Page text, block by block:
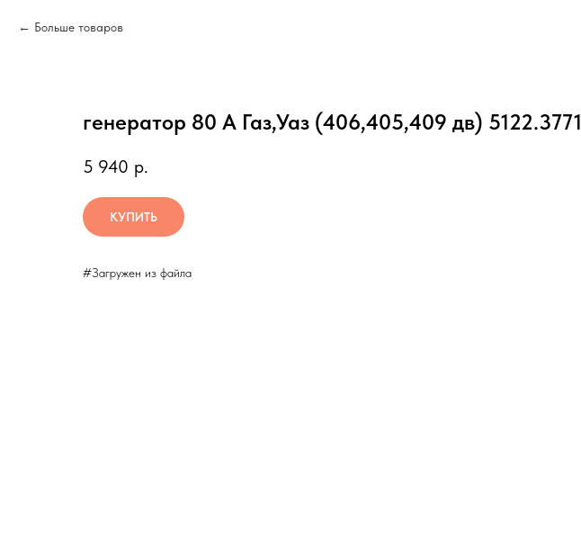
Больше товаров
генератор 80 А Газ,Уаз (406,405,409 дв) 5122.3771
5 940 р.
КУПИТЬ
#Загружен из файла